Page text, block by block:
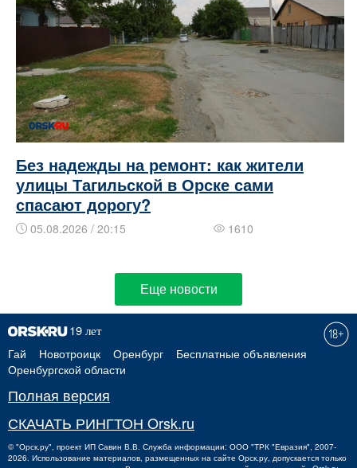
Без надежды на ремонт: как жители
улицы Тагильской в Орске сами
спасают дорогу?
05.08.2026 / 20:15 1610
Еще новости
Гай Новотроицк Оренбург
Бесплатные объявления
Оренбургской области
Полная версия
СКАЧАТЬ РИНГТОН Orsk.ru
©"Орск.ру", проект ИП Савин В.В. Служба информации: ООО "ТРК "Евразия", 2007-
2026. Использование материалов, размещенных на сайте Орск.ру, допускается только